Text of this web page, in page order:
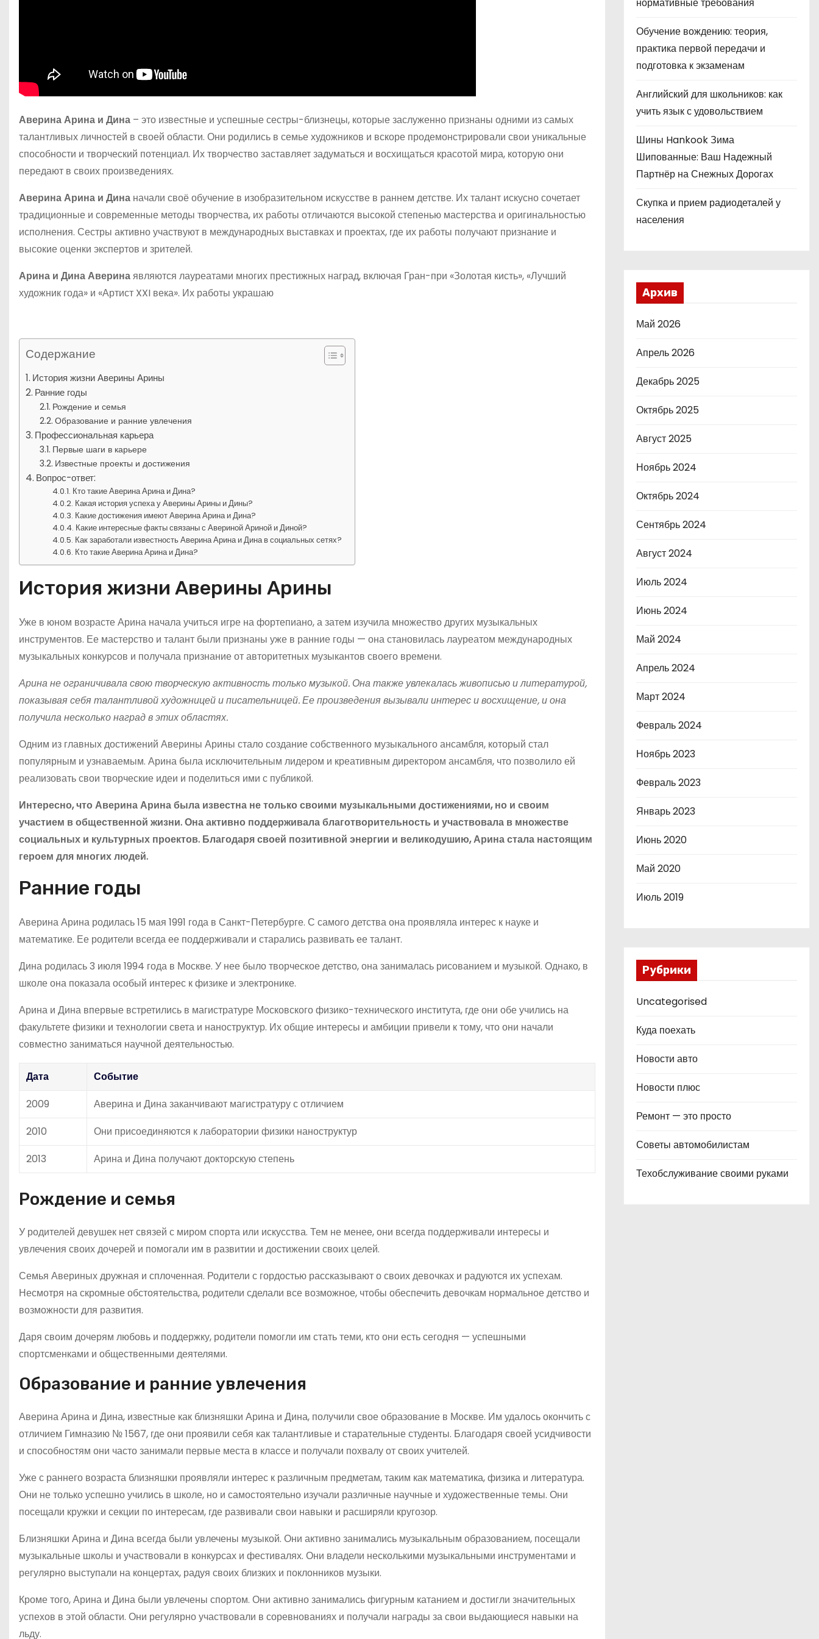
Аверина Арина и Дина – это известные и успешные сестры-близнецы, которые заслуженно признаны одними из самых
талантливых личностей в своей области. Они родились в семье художников и вскоре продемонстрировали свои уникальные
способности и творческий потенциал. Их творчество заставляет задуматься и восхищаться красотой мира, которую они
передают в своих произведениях.
Аверина Арина и Дина начали своё обучение в изобразительном искусстве в раннем детстве. Их талант искусно сочетает
традиционные и современные методы творчества, их работы отличаются высокой степенью мастерства и оригинальностью
исполнения. Сестры активно участвуют в международных выставках и проектах, где их работы получают признание и
высокие оценки экспертов и зрителей.
Арина и Дина Аверинаявляются лауреатами многих престижных наград, включая Гран-при «Золотая кисть», «Лучший
художник года» и «Артист XXI века». Их работы украшаю
Содержание
История жизни Аверины Арины
Ранние годы
Рождение и семья
Образование и ранние увлечения
Профессиональная карьера
Первые шаги в карьере
Известные проекты и достижения
Вопрос-ответ:
Кто такие Аверина Арина и Дина?
Какая история успеха у Аверины Арины и Дины?
Какие достижения имеют Аверина Арина и Дина?
Какие интересные факты связаны с Авериной Ариной и Диной?
Как заработали известность Аверина Арина и Дина в социальных сетях?
Кто такие Аверина Арина и Дина?
История жизни Аверины Арины
Уже в юном возрасте Арина начала учиться игре на фортепиано, а затем изучила множество других музыкальных
инструментов. Ее мастерство и талант были признаны уже в ранние годы — она становилась лауреатом международных
музыкальных конкурсов и получала признание от авторитетных музыкантов своего времени.
Арина не ограничивала свою творческую активность только музыкой. Она также увлекалась живописью и литературой,
показывая себя талантливой художницей и писательницей. Ее произведения вызывали интерес и восхищение, и она
получила несколько наград в этих областях.
Одним из главных достижений Аверины Арины стало создание собственного музыкального ансамбля, который стал
популярным и узнаваемым. Арина была исключительным лидером и креативным директором ансамбля, что позволило ей
реализовать свои творческие идеи и поделиться ими с публикой.
Интересно, что Аверина Арина была известна не только своими музыкальными достижениями, но и своим
участием в общественной жизни. Она активно поддерживала благотворительность и участвовала в множестве
социальных и культурных проектов. Благодаря своей позитивной энергии и великодушию, Арина стала настоящим
героем для многих людей.
Ранние годы
Аверина Арина родилась 15 мая 1991 года в Санкт-Петербурге. С самого детства она проявляла интерес к науке и
математике. Ее родители всегда ее поддерживали и старались развивать ее талант.
Дина родилась 3 июля 1994 года в Москве. У нее было творческое детство, она занималась рисованием и музыкой. Однако, в
школе она показала особый интерес к физике и электронике.
Арина и Дина впервые встретились в магистратуре Московского физико-технического института, где они обе учились на
факультете физики и технологии света и наноструктур. Их общие интересы и амбиции привели к тому, что они начали
совместно заниматься научной деятельностью.
Дата
Событие
2009
Аверина и Дина заканчивают магистратуру с отличием
2010
Они присоединяются к лаборатории физики наноструктур
2013
Арина и Дина получают докторскую степень
Рождение и семья
У родителей девушек нет связей с миром спорта или искусства. Тем не менее, они всегда поддерживали интересы и
увлечения своих дочерей и помогали им в развитии и достижении своих целей.
Семья Авериных дружная и сплоченная. Родители с гордостью рассказывают о своих девочках и радуются их успехам.
Несмотря на скромные обстоятельства, родители сделали все возможное, чтобы обеспечить девочкам нормальное детство и
возможности для развития.
Даря своим дочерям любовь и поддержку, родители помогли им стать теми, кто они есть сегодня — успешными
спортсменками и общественными деятелями.
Образование и ранние увлечения
Аверина Арина и Дина, известные как близняшки Арина и Дина, получили свое образование в Москве. Им удалось окончить с
отличием Гимназию № 1567, где они проявили себя как талантливые и старательные студенты. Благодаря своей усидчивости
и способностям они часто занимали первые места в классе и получали похвалу от своих учителей.
Уже с раннего возраста близняшки проявляли интерес к различным предметам, таким как математика, физика и литература.
Они не только успешно учились в школе, но и самостоятельно изучали различные научные и художественные темы. Они
посещали кружки и секции по интересам, где развивали свои навыки и расширяли кругозор.
Близняшки Арина и Дина всегда были увлечены музыкой. Они активно занимались музыкальным образованием, посещали
музыкальные школы и участвовали в конкурсах и фестивалях. Они владели несколькими музыкальными инструментами и
регулярно выступали на концертах, радуя своих близких и поклонников музыки.
Кроме того, Арина и Дина были увлечены спортом. Они активно занимались фигурным катанием и достигли значительных
успехов в этой области. Они регулярно участвовали в соревнованиях и получали награды за свои выдающиеся навыки на
льду.
Обучение вождению: теория,
практика первой передачи и
подготовка к экзаменам
Английский для школьников: как
учить язык с удовольствием
Шины Hankook Зима
Шипованные: Ваш Надежный
Партнёр на Снежных Дорогах
Скупка и прием радиодеталей у
населения
Архив
Май 2026
Апрель 2026
Декабрь 2025
Октябрь 2025
Август 2025
Ноябрь 2024
Октябрь 2024
Сентябрь 2024
Август 2024
Июль 2024
Июнь 2024
Май 2024
Апрель 2024
Март 2024
Февраль 2024
Ноябрь 2023
Февраль 2023
Январь 2023
Июнь 2020
Май 2020
Июль 2019
Рубрики
Uncategorised
Куда поехать
Новости авто
Новости плюс
Ремонт — это просто
Советы автомобилистам
Техобслуживание своими руками